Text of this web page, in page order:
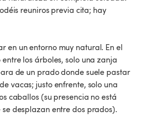
reuniros previa cita; hay
en un entorno muy natural. En el
los árboles, solo una zanja
de un prado donde suele pastar
vacas; justo enfrente, solo una
caballos (su presencia no está
desplazan entre dos prados).